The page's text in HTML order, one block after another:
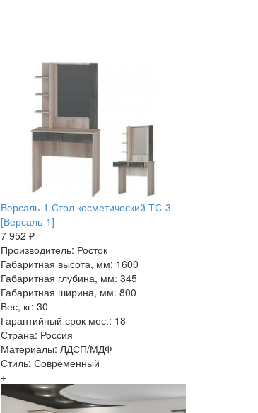
Версаль-1 Стол косметический ТС-3
[Версаль-1]
7 952 ₽
Производитель: Росток
Габаритная высота, мм: 1600
Габаритная глубина, мм: 345
Габаритная ширина, мм: 800
Вес, кг: 30
Гарантийный срок мес.: 18
Страна: Россия
Материалы: ЛДСП/МДФ
Стиль: Современный
+